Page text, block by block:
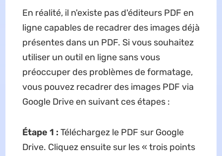
En réalité, il n'existe pas d'éditeurs PDF en
ligne capables de recadrer des images déjà
présentes dans un PDF. Si vous souhaitez
utiliser un outil en ligne sans vous
préoccuper des problèmes de formatage,
vous pouvez recadrer des images PDF via
Google Drive en suivant ces étapes :
Étape 1 : Téléchargez le PDF sur Google
Drive. Cliquez ensuite sur les « trois points